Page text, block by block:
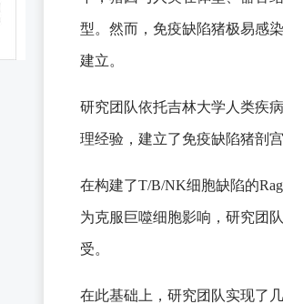
型。然而，免疫缺陷猪极易感
建立。
研究团队依托吉林大学人类疾
理经验，建立了免疫缺陷猪剖
在构建了T/B/NK细胞缺陷的
为克服巨噬细胞影响，研究团
受。
在此基础上，研究团队实现了